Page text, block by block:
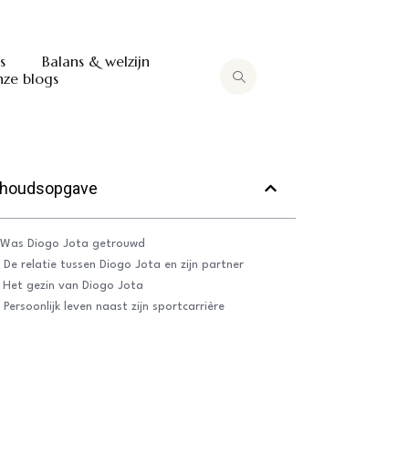
Balans & welzijn
blogs
Was Diogo Jota getrouwd
De relatie tussen Diogo Jota en zijn partner
Het gezin van Diogo Jota
Persoonlijk leven naast zijn sportcarrière